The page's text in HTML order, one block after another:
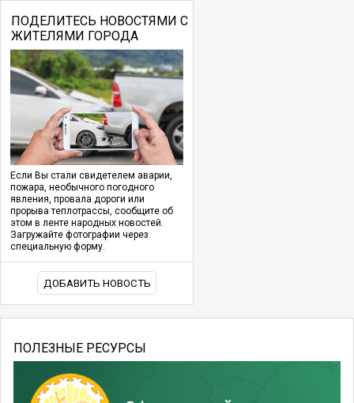
ПОДЕЛИТЕСЬ НОВОСТЯМИ С
ЖИТЕЛЯМИ ГОРОДА
Если Вы стали свидетелем аварии,
пожара, необычного погодного
явления, провала дороги или
прорыва теплотрассы, сообщите об
этом в ленте народных новостей.
Загружайте фотографии через
специальную форму.
ДОБАВИТЬ НОВОСТЬ
ПОЛЕЗНЫЕ РЕСУРСЫ